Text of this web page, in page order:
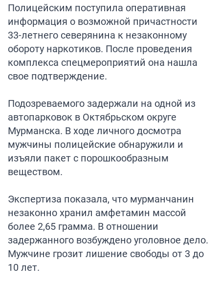
Полицейским поступила оперативная
информация о возможной причастности
33-летнего северянина к незаконному
обороту наркотиков. После проведения
комплекса спецмероприятий она нашла
свое подтверждение.
Подозреваемого задержали на одной из
автопарковок в Октябрьском округе
Мурманска. В ходе личного досмотра
мужчины полицейские обнаружили и
изъяли пакет с порошкообразным
веществом.
Экспертиза показала, что мурманчанин
незаконно хранил амфетамин массой
более 2,65 грамма. В отношении
задержанного возбуждено уголовное дело.
Мужчине грозит лишение свободы от 3 до
10 лет.